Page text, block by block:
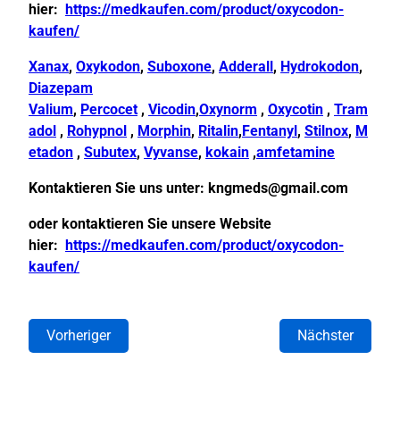
hier:
https://medkaufen.com/product/oxycodon-
kaufen/
Xanax, Oxykodon, Suboxone, Adderall , Hydrokodon,
Diazepam
Valium, Percocet, Vicodin,Oxynorm , Oxycotin , Tram
adol , Rohypnol , Morphin, Ritalin, Fentanyl , Stilnox, M
etadon , Subutex, Vyvanse, kokain ,amfetamine
Kontaktieren Sie uns unter: kngmeds@gmail.com
oder kontaktieren Sie unsere Website
hier:
https://medkaufen.com/product/oxycodon-
kaufen/
Vorheriger Nächster